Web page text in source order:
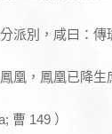
派別，咸曰：
凰，鳳凰已降
曹 149 ）